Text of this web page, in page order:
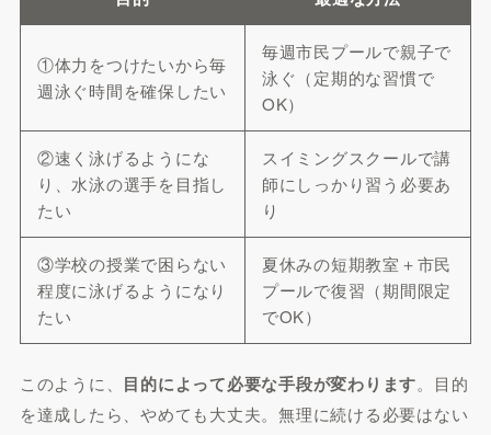
①体力をつけたいから毎
週泳ぐ時間を確保したい
毎週市民プールで親子で
泳ぐ（定期的な習慣で
OK）
②速く泳げるようにな
り、水泳の選手を目指し
たい
スイミングスクールで講
師にしっかり習う必要あ
り
③学校の授業で困らない
程度に泳げるようになり
たい
夏休みの短期教室＋市民
プールで復習（期間限定
でOK）
このように、 目的によって必要な手段が変わります。目的
を達成したら、やめても大丈夫。無理に続ける必要はない